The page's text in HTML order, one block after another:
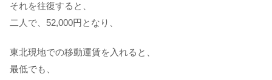
それを往復すると、
二人で、52,000円となり、
東北現地での移動運賃を入れると、
最低でも、